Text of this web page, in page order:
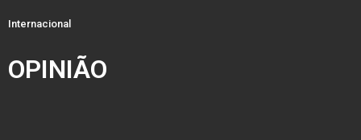
Internacional
OPINIÃO